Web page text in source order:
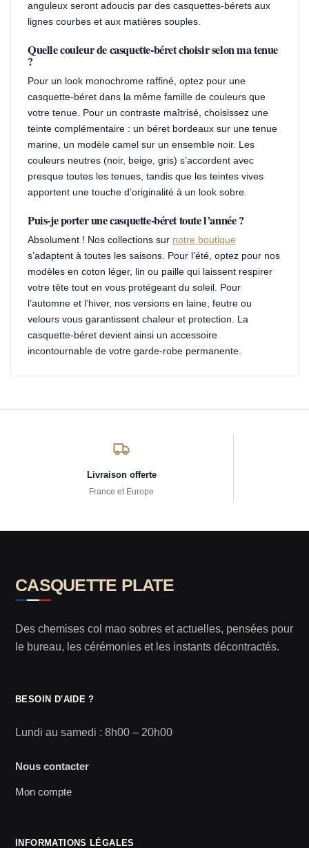
anguleux seront adoucis par des casquettes-bérets aux
lignes courbes et aux matières souples.
Quelle couleur de casquette-béret choisir selon ma tenue
?
Pour un look monochrome raffiné, optez pour une
casquette-béret dans la même famille de couleurs que
votre tenue. Pour un contraste maîtrisé, choisissez une
teinte complémentaire : un béret bordeaux sur une tenue
marine, un modèle camel sur un ensemble noir. Les
couleurs neutres (noir, beige, gris) s’accordent avec
presque toutes les tenues, tandis que les teintes vives
apportent une touche d’originalité à un look sobre.
Puis-je porter une casquette-béret toute l’année ?
Absolument ! Nos collections sur notre boutique
s’adaptent à toutes les saisons. Pour l’été, optez pour nos
modèles en coton léger, lin ou paille qui laissent respirer
votre tête tout en vous protégeant du soleil. Pour
l’automne et l’hiver, nos versions en laine, feutre ou
velours vous garantissent chaleur et protection. La
casquette-béret devient ainsi un accessoire
incontournable de votre garde-robe permanente.
Livraison offerte
France et Europe
CASQUETTE PLATE
Des chemises col mao sobres et actuelles, pensées pour
le bureau, les cérémonies et les instants décontractés.
BESOIN D'AIDE ?
Lundi au samedi : 8h00 – 20h00
Nous contacter
Mon compte
INFORMATIONS LÉGALES